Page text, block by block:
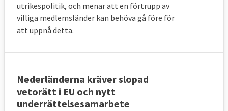
utrikespolitik, och menar att en förtrupp av
villiga medlemsländer kan behöva gå före för
att uppnå detta.
Nederländerna kräver slopad
vetorätt i EU och nytt
underrättelsesamarbete